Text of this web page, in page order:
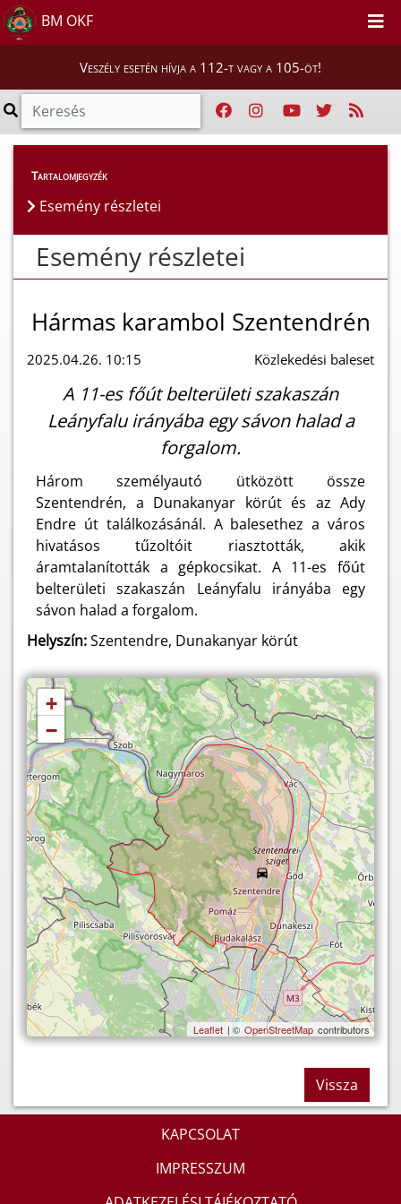
BM OKF
Veszély esetén hívja a 112-t vagy a 105-öt!
Esemény részletei
Tartalomjegyzék
Esemény részletei
Esemény részletei
Hármas karambol Szentendrén
2025.04.26. 10:15 Közlekedési baleset
A 11-es főút belterületi szakaszán
Leányfalu irányába egy sávon halad a
forgalom.
Három személyautó ütközött össze
Szentendrén, a Dunakanyar körút és az Ady
Endre út találkozásánál. A balesethez a város
hivatásos tűzoltóit riasztották, akik
áramtalanították a gépkocsikat. A 11-es főút
belterületi szakaszán Leányfalu irányába egy
sávon halad a forgalom.
Helyszín:Szentendre, Dunakanyar körút
+
−
Leaflet | © OpenStreetMap contributors
Vissza
KAPCSOLAT
IMPRESSZUM